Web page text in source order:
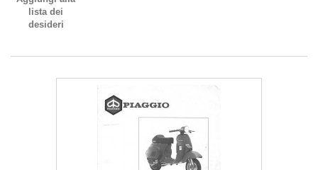
lista dei
desideri